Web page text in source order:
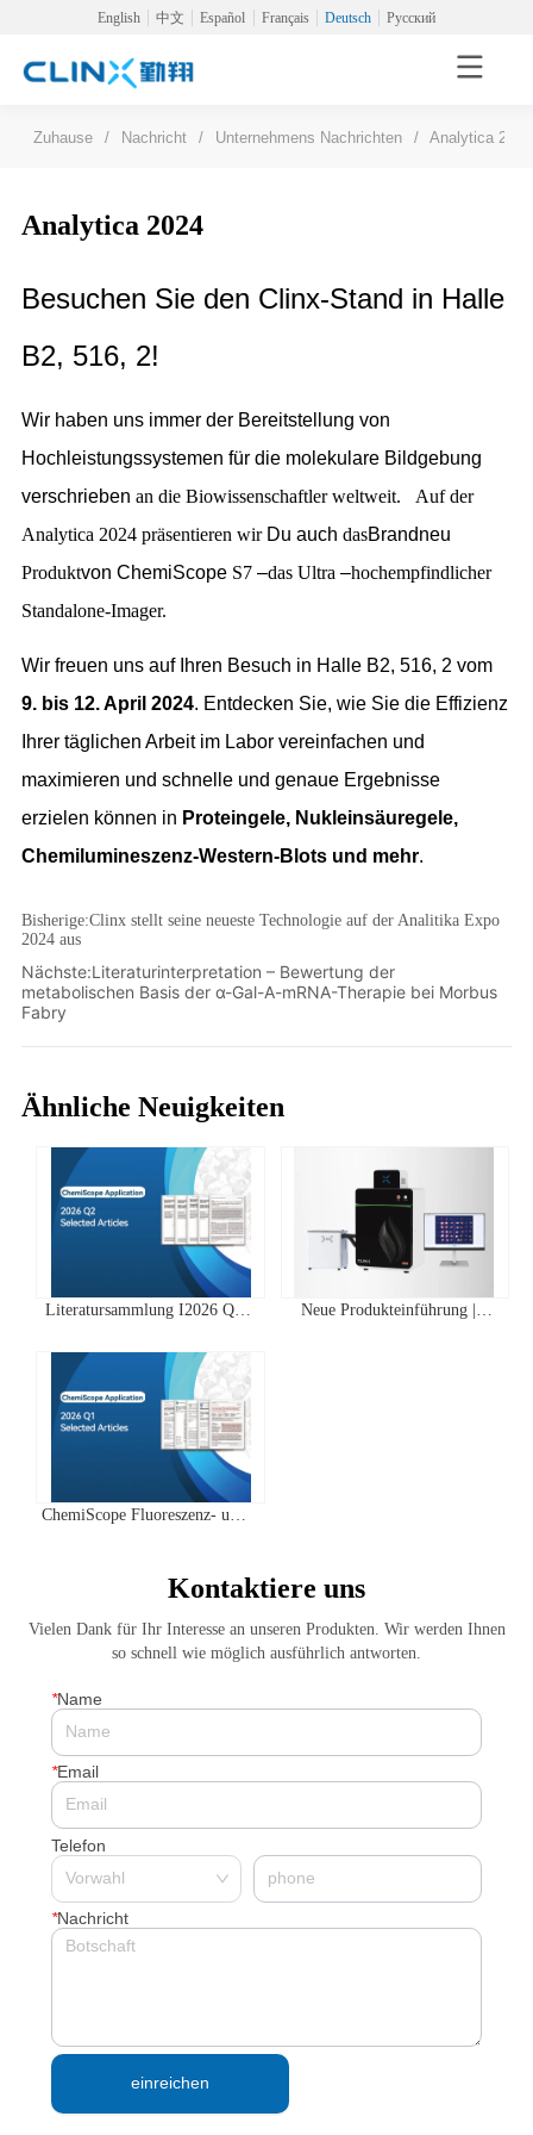
English 中文 Español Français Deutsch Русский
Zuhause / Nachricht / Unternehmens Nachrichten / Analytica 2024
Analytica 2024
Bisherige:Clinx stellt seine neueste Technologie auf der Analitika Expo
2024 aus
Nächste:Literaturinterpretation – Bewertung der
metabolischen Basis der α-Gal-A-mRNA-Therapie bei Morbus
Fabry
Ähnliche Neuigkeiten
Literatursammlung I2026 Q2
Anwendungen
Neue Produkteinführung |
ChemiScope Fluoreszenz- und
LiteraturzusammenfassungKontaktiere uns
Vielen Dank für Ihr Interesse an unseren Produkten. Wir werden Ihnen
so schnell wie möglich ausführlich antworten.
*Name
*Email
Telefon
*Nachricht
einreichen